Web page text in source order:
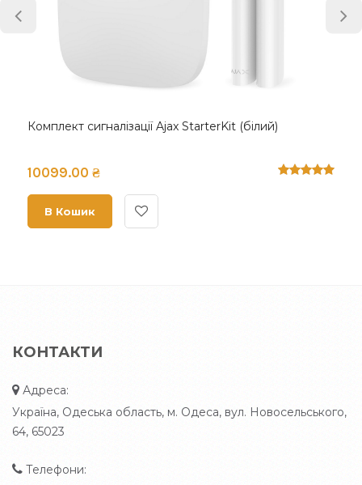
Комплект сигналізації Ajax StarterKit (білий)
10099.00 ₴
В Кошик
КОНТАКТИ
Адреса:
Україна, Одеська область, м. Одеса, вул. Новосельського,
64, 65023
Телефони: